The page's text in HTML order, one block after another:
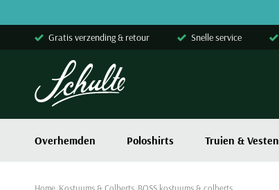
Gratis verzending & retour Snelle service
Overhemden Poloshirts Truien & Vesten